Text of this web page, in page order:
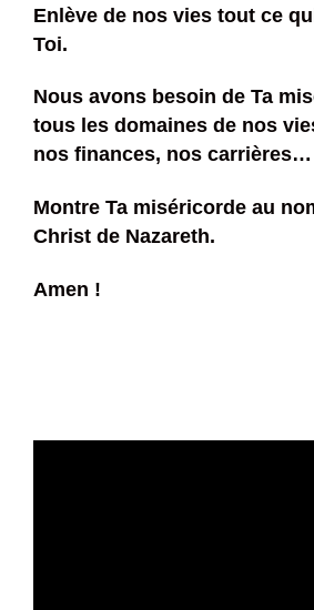
Enlève de nos vies tout ce
Toi.
Nous avons besoin de Ta
tous les domaines de nos
nos finances, nos carrières…
Montre Ta miséricorde au
Christ de Nazareth.
Amen !